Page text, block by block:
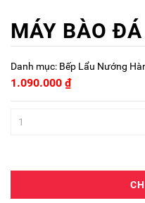
MÁY BÀO
Danh mục: Bếp Lẩu Nướng
1.090.000 ₫